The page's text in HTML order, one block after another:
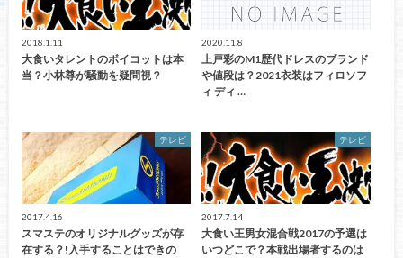
2018.1.11
大食いタレントのボイコットは本
当？小林尊が騒動を疑問視？
2020.11.8
上戸彩のM1歴代ドレスのブランド
や値段は？2021衣装はフィロソフ
ィ ディ …
テレビ
2017.4.16
スマステのオリジナルグッズが存
在する？!入手することはできの
テレビ
2017.7.14
大食い王男女混合戦2017の予選は
いつどこで？本戦出場者するのは